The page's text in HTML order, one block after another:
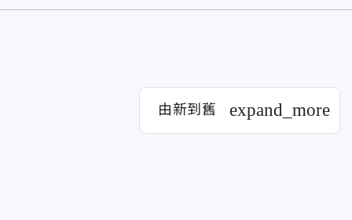
由新到舊 expand_more